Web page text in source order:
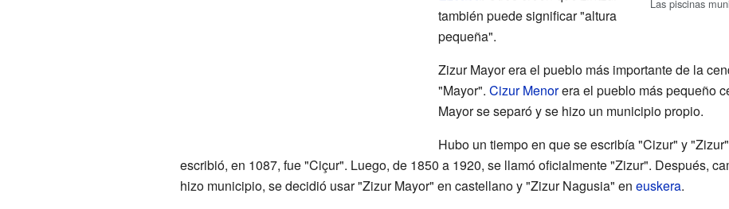
Las piscinas
también puede significar "altura
pequeña".
Zizur Mayor era el pueblo más importante de la
"Mayor". Cizur Menorera el pueblo más pequeño
Mayor se separó y se hizo un municipio propio.
Hubo un tiempo en que se escribía "Cizur" y
escribió, en 1087, fue "Ciçur". Luego, de 1850 a 1920, se llamó oficialmente "Zizur". Después,
hizo municipio, se decidió usar "Zizur Mayor" en castellano y "Zizur Nagusia" en euskera.